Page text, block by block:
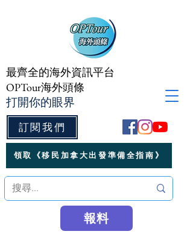
訂閱我們
最齊全的海外資訊平台
OPTour海外頭條
打開你的眼界
領取《移民加拿大出發準備全指南》
報料